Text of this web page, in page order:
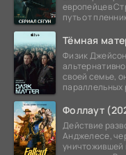
европейцев
путь от
Тёмная
Физик
своей семье,
параллельных
Фоллаут
Действие
Анджелесе,
уничтожившей